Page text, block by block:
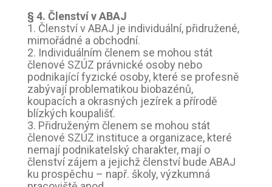
§ 4. Členství v ABAJ
1. Členství v ABAJ je individuální, přidružené,
mimořádné a obchodní.
2. Individuálním členem se mohou stát
členové SZÚZ právnické osoby nebo
podnikající fyzické osoby, které se profesně
zabývají problematikou biobazénů,
koupacích a okrasných jezírek a přírodě
blízkých koupališť.
3. Přidruženým členem se mohou stát
členové SZÚZ instituce a organizace, které
nemají podnikatelský charakter, mají o
členství zájem a jejichž členství bude ABAJ
ku prospěchu – např. školy, výzkumná